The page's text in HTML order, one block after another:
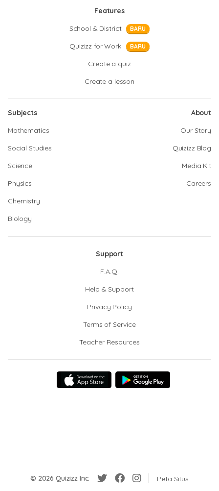
Features
School & District
BARU
Quizizz for Work BARU
Create a quiz
Create a lesson
Subjects
Mathematics
Social Studies
Science
Physics
Chemistry
Biology
About
Our Story
Quizizz Blog
Media Kit
Careers
Support
F.A.Q.
Help & Support
Privacy Policy
Terms of Service
Teacher Resources
© 2026 Quizizz Inc. Peta Situs